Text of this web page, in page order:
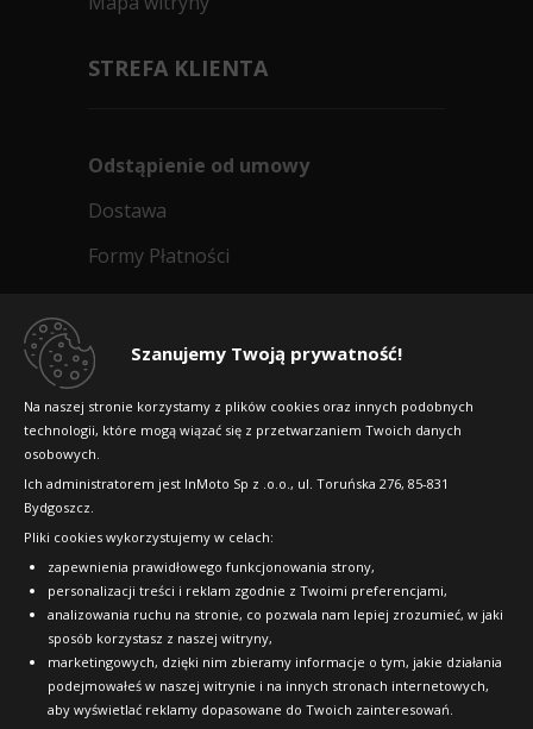
Szanujemy Twoją prywatność!
Na naszej stronie korzystamy z plików cookies oraz innych podobnych
technologii, które mogą wiązać się z przetwarzaniem Twoich danych
osobowych.
Ich administratorem jest InMoto Sp z .o.o., ul. Toruńska 276, 85-831
Bydgoszcz.
Pliki cookies wykorzystujemy w celach:
zapewnienia prawidłowego funkcjonowania strony,
personalizacji treści i reklam zgodnie z Twoimi preferencjami,
analizowania ruchu na stronie, co pozwala nam lepiej zrozumieć, w jaki
sposób korzystasz z naszej witryny,
marketingowych, dzięki nim zbieramy informacje o tym, jakie działania
podejmowałeś w naszej witrynie i na innych stronach internetowych,
aby wyświetlać reklamy dopasowane do Twoich zainteresowań.
Yokohama GEOLANDAR
215/55R17 94 V
458
STREFA KLIENTA
Odstąpienie od umowy
Dostawa
Formy Płatności
Dlaczego warto kupić w 24opony.pl
Raty
FAQ
OFICJALNY PARTNER